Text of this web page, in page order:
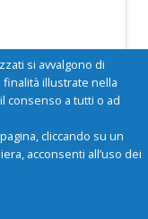
si avvalgono di
illustrate nella
consenso a tutti o ad
cliccando su un
acconsenti all’uso dei